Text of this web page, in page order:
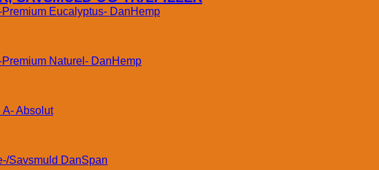
DanHemp
DanHemp
Absolut
DanSpan